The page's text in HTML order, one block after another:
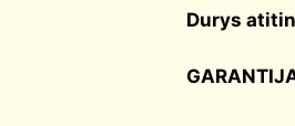
Durys